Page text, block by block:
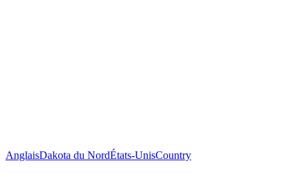
AnglaisDakota du NordÉtats-UnisCountry